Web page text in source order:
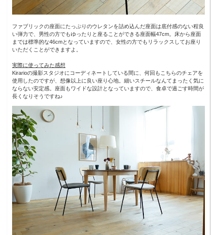
ファブリックの座面にたっぷりのウレタンを詰め込んだ座面は底付感のない程良
い弾力で、男性の方でもゆったりと座ることができる座面幅47cm。床から座面
までは標準的な46cmとなっていますので、女性の方でもリラックスしてお座り
いただくことができますよ。
実際に使ってみた感想
Kirarioの撮影スタジオにコーディネートしている間に、何回もこちらのチェアを
使用したのですが、想像以上に良い座り心地。細いスチールなんてまったく気に
ならない安定感。座面もワイドな設計となっていますので、食卓で過ごす時間が
長くなりそうですね♪